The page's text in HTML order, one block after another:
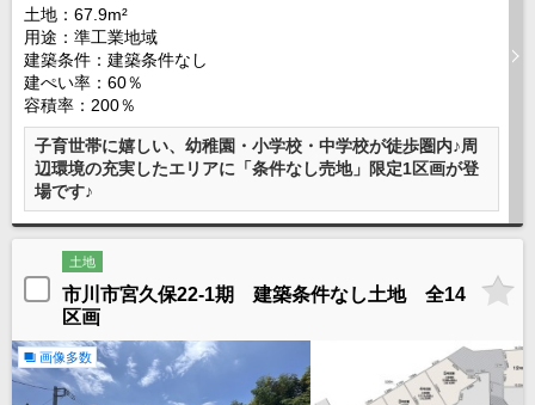
土地：67.9m²
用途：準工業地域
建築条件： 建築条件なし
建ぺい率：60％
容積率：200％
子育世帯に嬉しい、幼稚園・小学校・中学校が徒歩圏内♪周
辺環境の充実したエリアに「条件なし売地」限定1区画が登
場です♪
土地
市川市宮久保22-1期 建築条件なし土地 全14
区画
画像多数
売却査定
お問い合わせ
プライバシーポリシー
物件検索
新築一戸建
エリアから探す
路線から探す
中古一戸建
エリアから探す
路線から探す